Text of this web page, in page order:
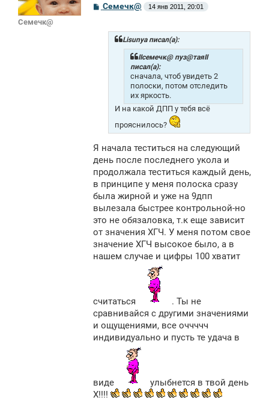
Семечк@
ССемечк@ 14 янв 2011, 20:01
Lisunya писал(а):
IIсемечк@ пуз@таяII
писал(а):
сначала, чтоб увидеть 2
полоски, потом отследить
их яркость.
И на какой ДПП у тебя всё
прояснилось?
Я начала теститься на следующий
день после последнего укола и
продолжала теститься каждый день,
в принципе у меня полоска сразу
была жирной и уже на 9дпп
вылезала быстрее контрольной-но
это не обязаловка, т.к еще зависит
от значения ХГЧ. У меня потом свое
значение ХГЧ высокое было, а в
нашем случае и цифры 100 хватит
считаться
. Ты не
сравнивайся с другими значениями
и ощущениями, все оччччч
индивидуально и пусть те удача в
виде
улыбнется в твой день
Х!!!!